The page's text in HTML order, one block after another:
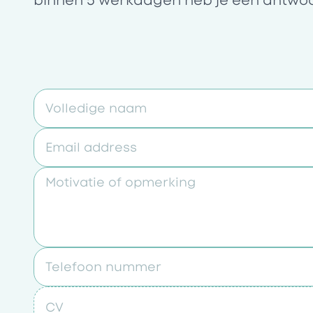
Volledige naam
Email address
Motivatie of opmerking
Telefoon nummer
CV